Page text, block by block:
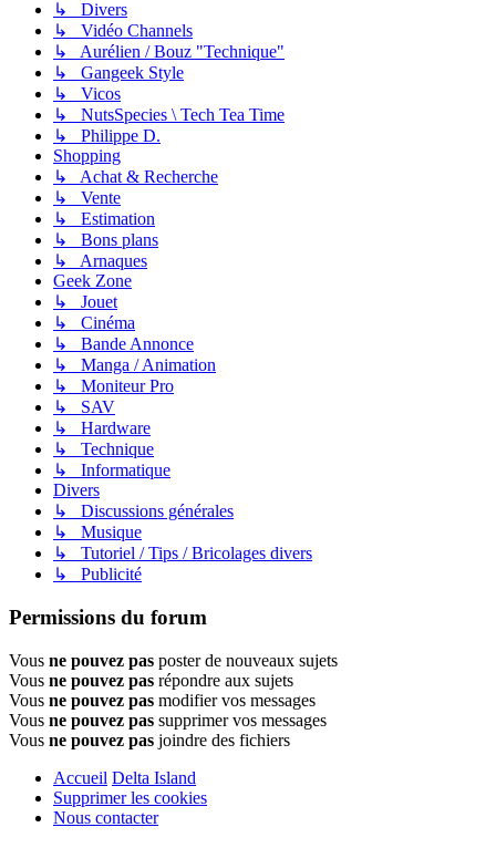
↳ Divers
↳ Vidéo Channels
↳ Aurélien / Bouz "Technique"
↳ Gangeek Style
↳ Vicos
↳ NutsSpecies \ Tech Tea Time
↳ Philippe D.
Shopping
↳ Achat & Recherche
↳ Vente
↳ Estimation
↳ Bons plans
↳ Arnaques
Geek Zone
↳ Jouet
↳ Cinéma
↳ Bande Annonce
↳ Manga / Animation
↳ Moniteur Pro
↳ SAV
↳ Hardware
↳ Technique
↳ Informatique
Divers
↳ Discussions générales
↳ Musique
↳ Tutoriel / Tips / Bricolages divers
↳ Publicité
Permissions du forum
Vous ne pouvez pas poster de nouveaux sujets
Vous ne pouvez pas répondre aux sujets
Vous ne pouvez pas modifier vos messages
Vous ne pouvez pas supprimer vos messages
Vous ne pouvez pas joindre des fichiers
Accueil Delta Island
Supprimer les cookies
Nous contacter